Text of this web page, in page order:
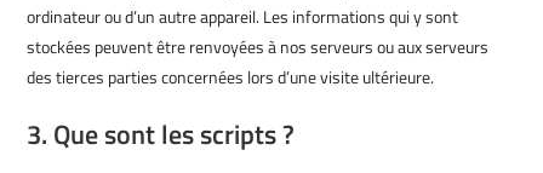
ordinateur ou d’un autre appareil. Les informations qui y sont
stockées peuvent être renvoyées à nos serveurs ou aux serveurs
des tierces parties concernées lors d’une visite ultérieure.
3. Que sont les scripts ?